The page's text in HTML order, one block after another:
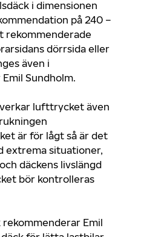
i dimensionen
på 240 –
rekommenderade
dörrsida eller
även i
Sundholm.
lufttrycket även
är för lågt så är det
extrema situationer,
däckens livslängd
bör kontrolleras
Emil